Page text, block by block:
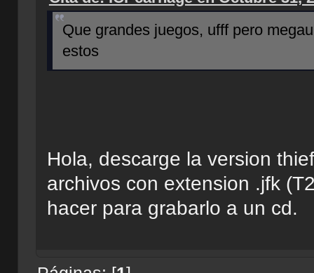
Que grandes juegos, ufff pero
estos
Hola, descarge la version
archivos con extension .jfk
hacer para grabarlo a un cd.